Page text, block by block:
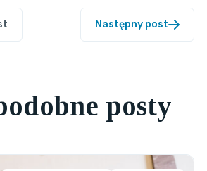
Następny post
posty